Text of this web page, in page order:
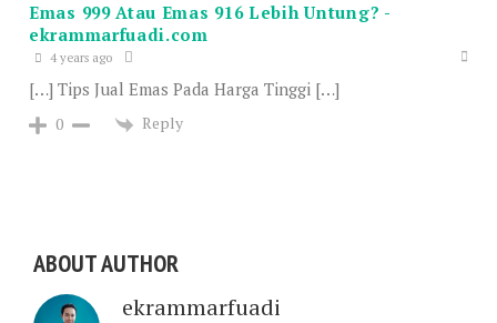
Emas 999 Atau Emas 916 Lebih Untung? -
ekrammarfuadi.com
4 years ago
[…] Tips Jual Emas Pada Harga Tinggi […]
0 Reply
ABOUT AUTHOR
ekrammarfuadi